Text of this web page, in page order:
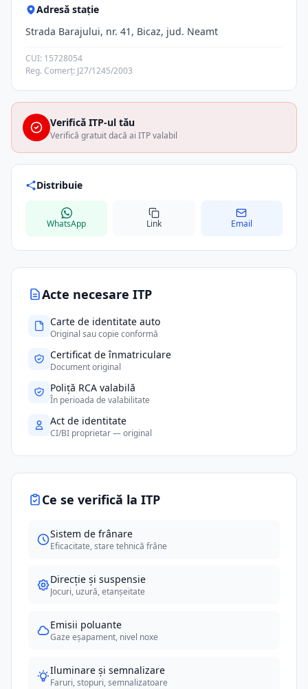
Acte necesare ITP
Carte de identitate auto
Original sau copie conformă
Certificat de înmatriculare
Document original
Poliță RCA valabilă
În perioada de valabilitate
Act de identitate
CI/BI proprietar — original
Ce se verifică la ITP
Sistem de frânare
Eficacitate, stare tehnică frâne
Direcție și suspensie
Jocuri, uzură, etanșeitate
Emisii poluante
Gaze eșapament, nivel noxe
Iluminare și semnalizare
Faruri, stopuri, semnalizatoare
Adresă stație
Strada Barajului, nr. 41, Bicaz, jud. Neamt
CUI: 15728054
Reg. Comerț: J27/1245/2003
Verifică ITP-ul tău
Verifică gratuit dacă ai ITP valabil
Distribuie
WhatsApp Link Email